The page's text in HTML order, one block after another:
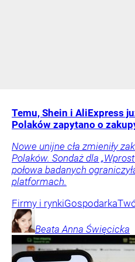
Temu, Shein i AliExpress
Polaków zapytano o
Nowe unijne cła zmieniły
Polaków. Sondaż dla
połowa badanych
platformach.
Firmy i rynkiGospodarka
Beata Anna Święcicka